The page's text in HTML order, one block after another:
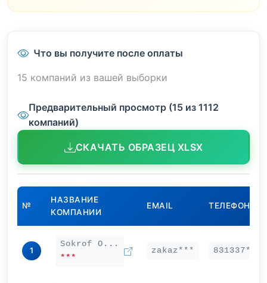
Что вы получите после оплаты
15 компаний из вашей выборки
Предварительный просмотр (15 из 1112
компаний)
СКАЧАТЬ ОБРАЗЕЦ XLSX
№
НАЗВАНИЕ
КОМПАНИИ
EMAIL ТЕЛЕФОН
1
Sokrof О...
***
zakaz*** 831337***